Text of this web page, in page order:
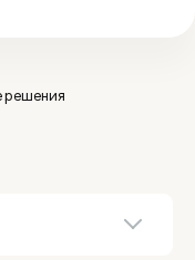
решения